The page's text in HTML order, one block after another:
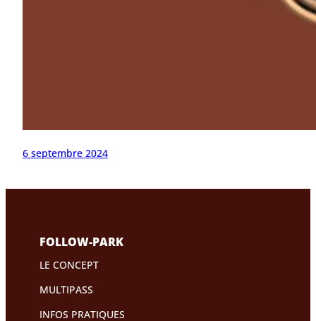
6 septembre 2024
FOLLOW-PARK
LE CONCEPT
MULTIPASS
INFOS PRATIQUES